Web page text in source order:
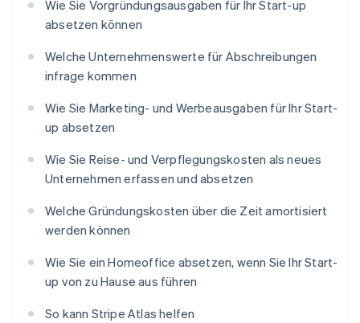
Wie Sie Vorgründungsausgaben für Ihr Start-up
absetzen können
Welche Unternehmenswerte für Abschreibungen
infrage kommen
Wie Sie Marketing- und Werbeausgaben für Ihr Start-
up absetzen
Wie Sie Reise- und Verpflegungskosten als neues
Unternehmen erfassen und absetzen
Welche Gründungskosten über die Zeit amortisiert
werden können
Wie Sie ein Homeoffice absetzen, wenn Sie Ihr Start-
up von zu Hause aus führen
So kann Stripe Atlas helfen